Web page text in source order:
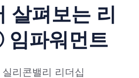
살펴보는 리
파워먼트
리콘밸리 리더십